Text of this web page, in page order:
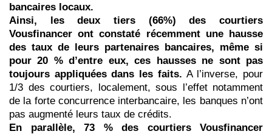
bancaires locaux.
Ainsi, les deux tiers (66%) des courtiers
Vousfinancer ont constaté récemment une hausse
des taux de leurs partenaires bancaires, même si
pour 20 % d’entre eux, ces hausses ne sont pas
toujours appliquées dans les faits. A l’inverse, pour
1/3 des courtiers, localement, sous l’effet notamment
de la forte concurrence interbancaire, les banques n’ont
pas augmenté leurs taux de crédits.
En parallèle, 73 % des courtiers Vousfinancer